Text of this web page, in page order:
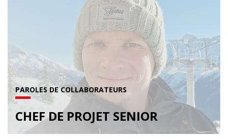
PAROLES DE COLLABORATEURS
CHEF DE PROJET SENIOR